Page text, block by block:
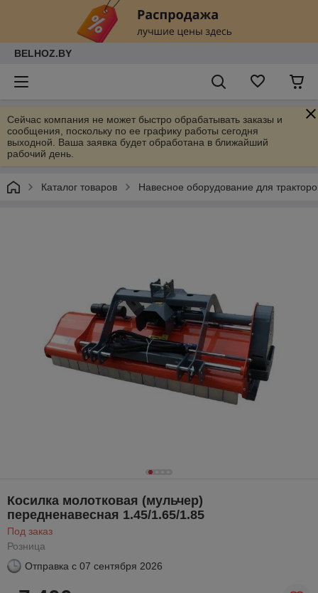
BELHOZ.BY
Сейчас компания не может быстро обрабатывать заказы и
сообщения, поскольку по ее графику работы сегодня
выходной. Ваша заявка будет обработана в ближайший
рабочий день.
Каталог товаров Навесное оборудование для
Косилка молотковая (мульчер)
передненавесная 1.45/1.65/1.85
Под заказ
Розница
Отправка с 07 сентября 2026